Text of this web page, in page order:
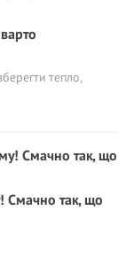
тепло,
Смачно так, що